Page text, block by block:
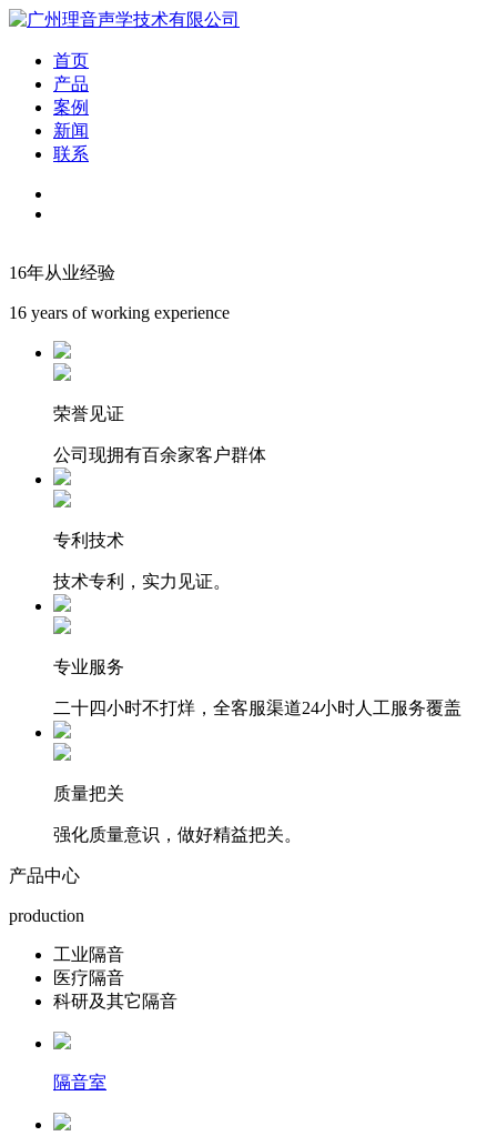
首页
产品
案例
新闻
联系
16年从业经验
16 years of working experience
荣誉见证
公司现拥有百余家客户群体
专利技术
技术专利，实力见证。
专业服务
二十四小时不打烊，全客服渠道24小时人工服务覆盖
质量把关
强化质量意识，做好精益把关。
产品中心
production
工业隔音
医疗隔音
科研及其它隔音
隔音室